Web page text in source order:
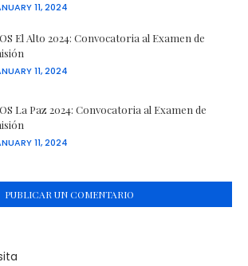
11, 2024
El Alto 2024: Convocatoria al Examen de
11, 2024
La Paz 2024: Convocatoria al Examen de
11, 2024
PUBLICAR UN COMENTARIO